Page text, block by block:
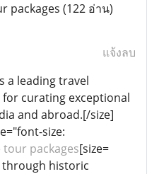
packages (122 อ่าน)
แจ้งลบ
a leading travel
curating exceptional
and abroad.[/size]
size:
packages[size=
historic